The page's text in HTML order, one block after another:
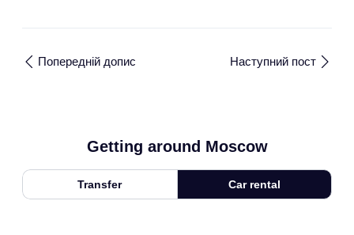
Попередній допис Наступний пост
Getting around Moscow
Transfer Car rental